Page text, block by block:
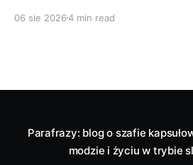
najlepiej sprawdzają mi się
dla
06 sie 20264 min read
Parafrazy: blog o szafie
modzie i życiu w trybie